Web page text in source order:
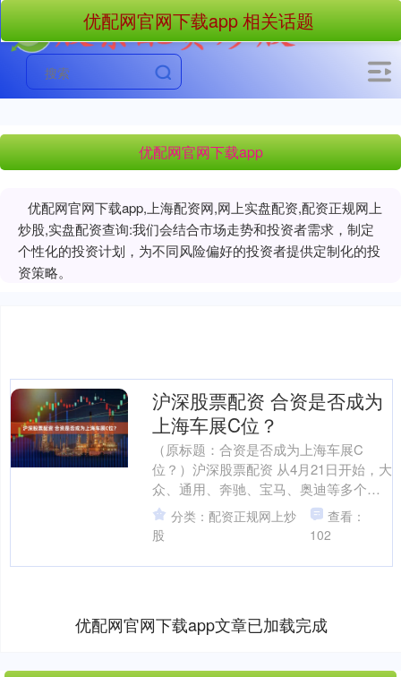
优配网官网下载app
优配网官网下载app,上海配资网,网上实盘配资,配资正规网上
炒股,实盘配资查询:我们会结合市场走势和投资者需求，制定
个性化的投资计划，为不同风险偏好的投资者提供定制化的投
资策略。
优配网官网下载app 相关话题
沪深股票配资 合资是否成为
上海车展C位？
（原标题：合资是否成为上海车展C
位？）沪深股票配资 从4月21日开始，大
众、通用、奔驰、宝马、奥迪等多个跨
国品牌将打响“最大产品攻势”的第一枪。
全新开发的新能源....
分类：配资正规网上炒
股
查看：
102
优配网官网下载app文章已加载完成